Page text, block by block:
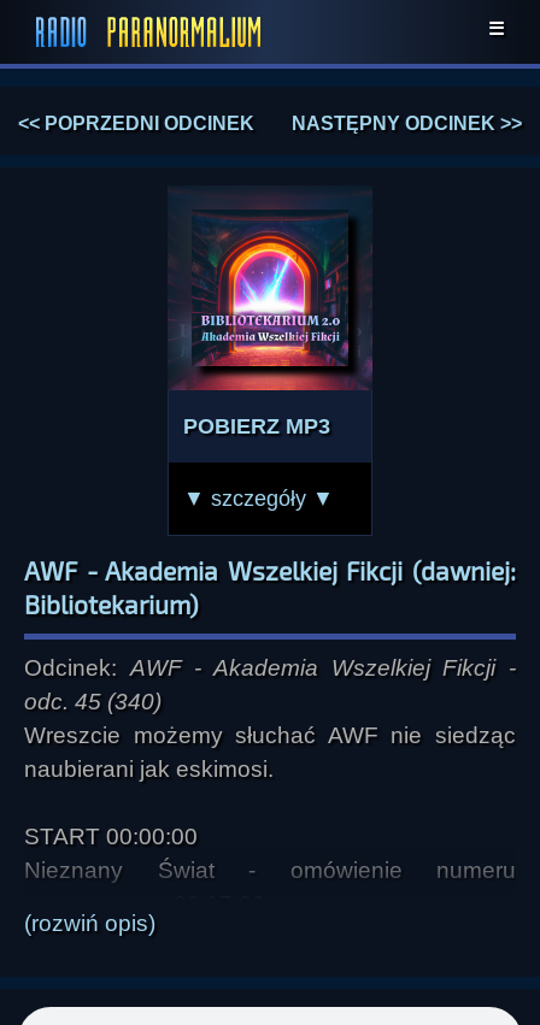
☰
<< POPRZEDNI ODCINEK NASTĘPNY ODCINEK >>
POBIERZ MP3
▼ szczegóły ▼
AWF - Akademia Wszelkiej Fikcji (dawniej:
Bibliotekarium)
Odcinek: AWF - Akademia Wszelkiej Fikcji -
odc. 45 (340)
Wreszcie możemy słuchać AWF nie siedząc
naubierani jak eskimosi.
START 00:00:00
Nieznany Świat - omówienie numeru
Korepetycje filozoficzne - Ibn Tudajl 00:38:19
Słowne interludium 01:16:08
(rozwiń opis)